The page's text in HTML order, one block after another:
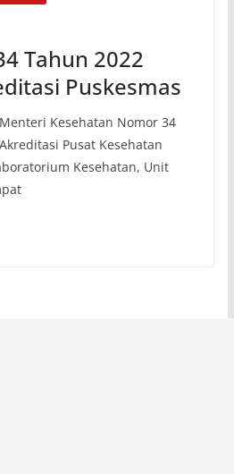
Tahun 2022
Puskesmas
Kesehatan Nomor 34
Pusat Kesehatan
Kesehatan, Unit